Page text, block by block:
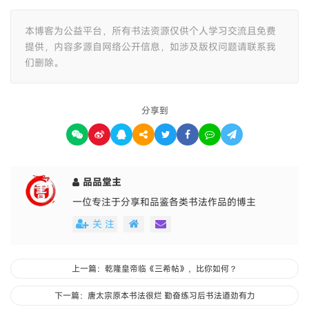
本博客为公益平台，所有书法资源仅供个人学习交流且免费
提供，内容多源自网络公开信息，如涉及版权问题请联系我
们删除。
分享到
品品堂主
一位专注于分享和品鉴各类书法作品的博主
关 注
上一篇：乾隆皇帝临《三希帖》，比你如何？
下一篇：唐太宗原本书法很烂 勤奋练习后书法遒劲有力